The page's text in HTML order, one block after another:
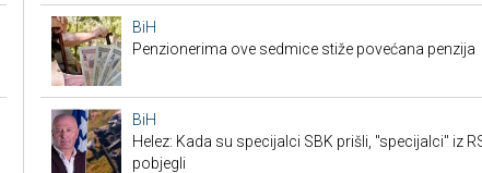
BiH
Penzionerima ove sedmice stiže povećana penzija
BiH
Helez: Kada su specijalci SBK prišli, "specijalci" iz
pobjegli